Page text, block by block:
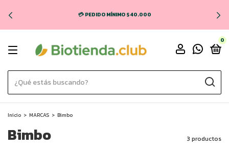
💳 PEDIDO MÍNIMO $40.000
0
Inicio > MARCAS > Bimbo
Bimbo 3 productos